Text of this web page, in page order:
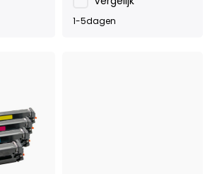
1-5dagen